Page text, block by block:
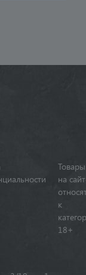
Товары
на
к
18+